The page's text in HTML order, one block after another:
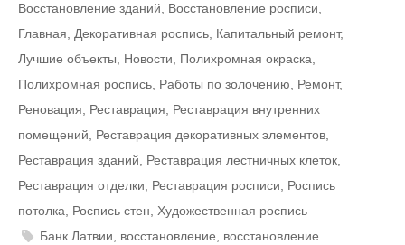
Восстановление зданий, Восстановление росписи,
Главная, Декоративная роспись, Капитальный ремонт,
Лучшие объекты, Новости, Полихромная окраска,
Полихромная роспись, Работы по золочению, Ремонт,
Реновация, Реставрация, Реставрация внутренних
помещений, Реставрация декоративных элементов,
Реставрация зданий, Реставрация лестничных клеток,
Реставрация отделки, Реставрация росписи, Роспись
потолка, Роспись стен, Художественная роспись
Банк Латвии, восстановление, восстановление